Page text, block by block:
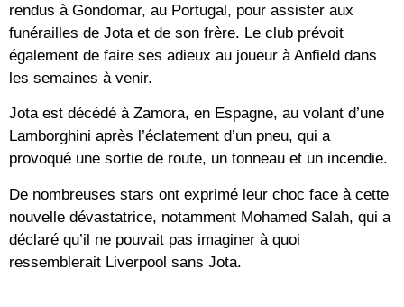
rendus à Gondomar, au Portugal, pour assister aux
funérailles de Jota et de son frère. Le club prévoit
également de faire ses adieux au joueur à Anfield dans
les semaines à venir.
Jota est décédé à Zamora, en Espagne, au volant d’une
Lamborghini après l’éclatement d’un pneu, qui a
provoqué une sortie de route, un tonneau et un incendie.
De nombreuses stars ont exprimé leur choc face à cette
nouvelle dévastatrice, notamment Mohamed Salah, qui a
déclaré qu’il ne pouvait pas imaginer à quoi
ressemblerait Liverpool sans Jota.